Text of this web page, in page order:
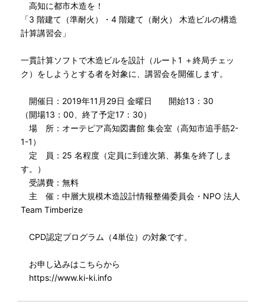
高知に都市木造を！
「3 階建て（準耐火）・4 階建て（耐火） 木造ビルの構造
計算講習会」
一貫計算ソフトで木造ビルを設計（ルート1 ＋終局チェッ
ク）をしようとする者を対象に、講習会を開催します。
開催日：2019年11月29日 金曜日 開始13：30
（開場13：00、終了予定17：30）
場 所：オーテピア高知図書館 集会室（高知市追手筋2-
1-1）
定 員：25 名程度（定員に到達次第、募集を終了しま
す。）
受講費：無料
主 催：中層大規模木造設計情報整備委員会・NPO 法人
Team Timberize
CPD認定プログラム（4単位）の対象です。
お申し込みはこちらから
https://www.ki-ki.info